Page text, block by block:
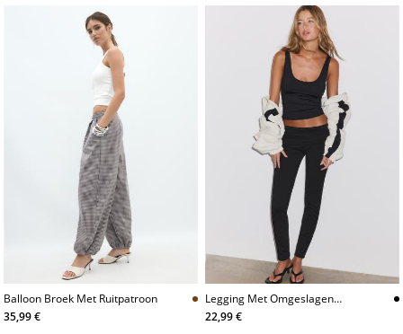
Balloon Broek Met Ruitpatroon
35,99 €
Legging Met Omgeslagen
Tailleband
22,99 €